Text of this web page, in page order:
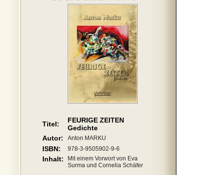
Titel:
FEURIGE ZEITEN
Gedichte
Autor:
Anton MARKU
ISBN: 978-3-9505902-9-6
Inhalt:
Mit einem Vorwort von Eva
Surma und Cornelia Schäfer